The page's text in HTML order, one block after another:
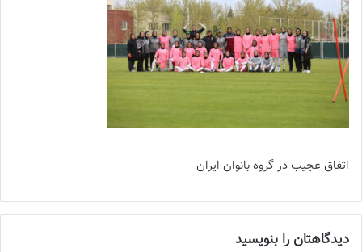
اتفاق عجیب در گروه بانوان ایران
دیدگاهتان را بنویسید